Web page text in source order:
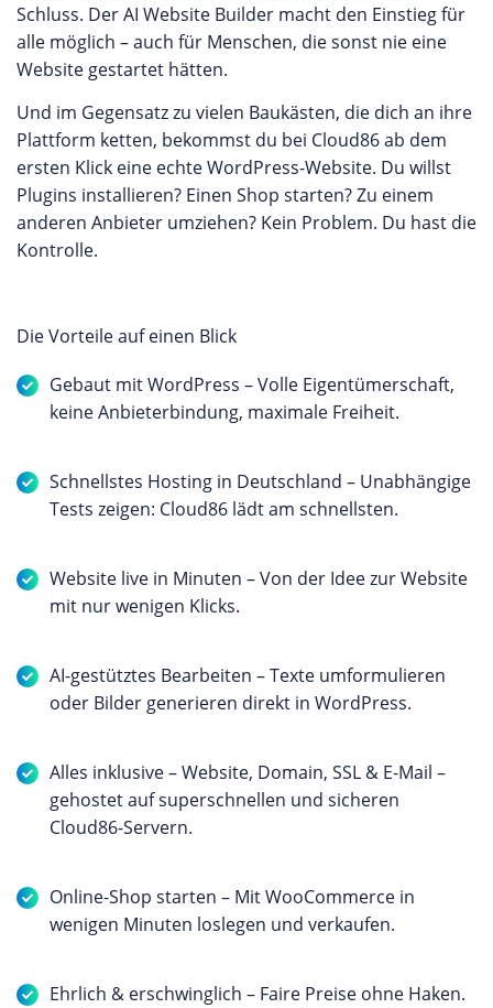
Schluss. Der AI Website Builder macht den Einstieg für
alle möglich – auch für Menschen, die sonst nie eine
Website gestartet hätten.
Und im Gegensatz zu vielen Baukästen, die dich an ihre
Plattform ketten, bekommst du bei Cloud86 ab dem
ersten Klick eine echte WordPress-Website. Du willst
Plugins installieren? Einen Shop starten? Zu einem
anderen Anbieter umziehen? Kein Problem. Du hast die
Kontrolle.
Die Vorteile auf einen Blick
Gebaut mit WordPress – Volle Eigentümerschaft,
keine Anbieterbindung, maximale Freiheit.
Schnellstes Hosting in Deutschland – Unabhängige
Tests zeigen: Cloud86 lädt am schnellsten.
Website live in Minuten – Von der Idee zur Website
mit nur wenigen Klicks.
AI-gestütztes Bearbeiten – Texte umformulieren
oder Bilder generieren direkt in WordPress.
Alles inklusive – Website, Domain, SSL & E-Mail –
gehostet auf superschnellen und sicheren
Cloud86-Servern.
Online-Shop starten – Mit WooCommerce in
wenigen Minuten loslegen und verkaufen.
Ehrlich & erschwinglich – Faire Preise ohne Haken.